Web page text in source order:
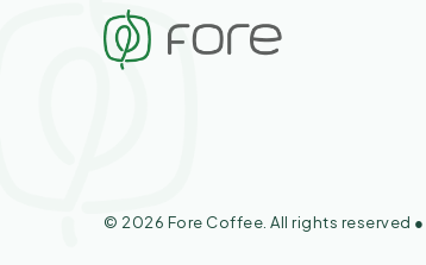
© 2026 Fore Coffee. All rights reserved ●